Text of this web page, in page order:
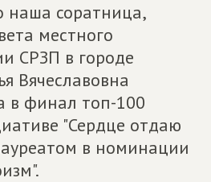
наша соратница,
местного
СРЗП в городе
Вячеславовна
в финал топ-100
"Сердце отдаю
в номинации